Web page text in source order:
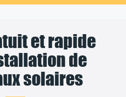
et rapide
de
solaires